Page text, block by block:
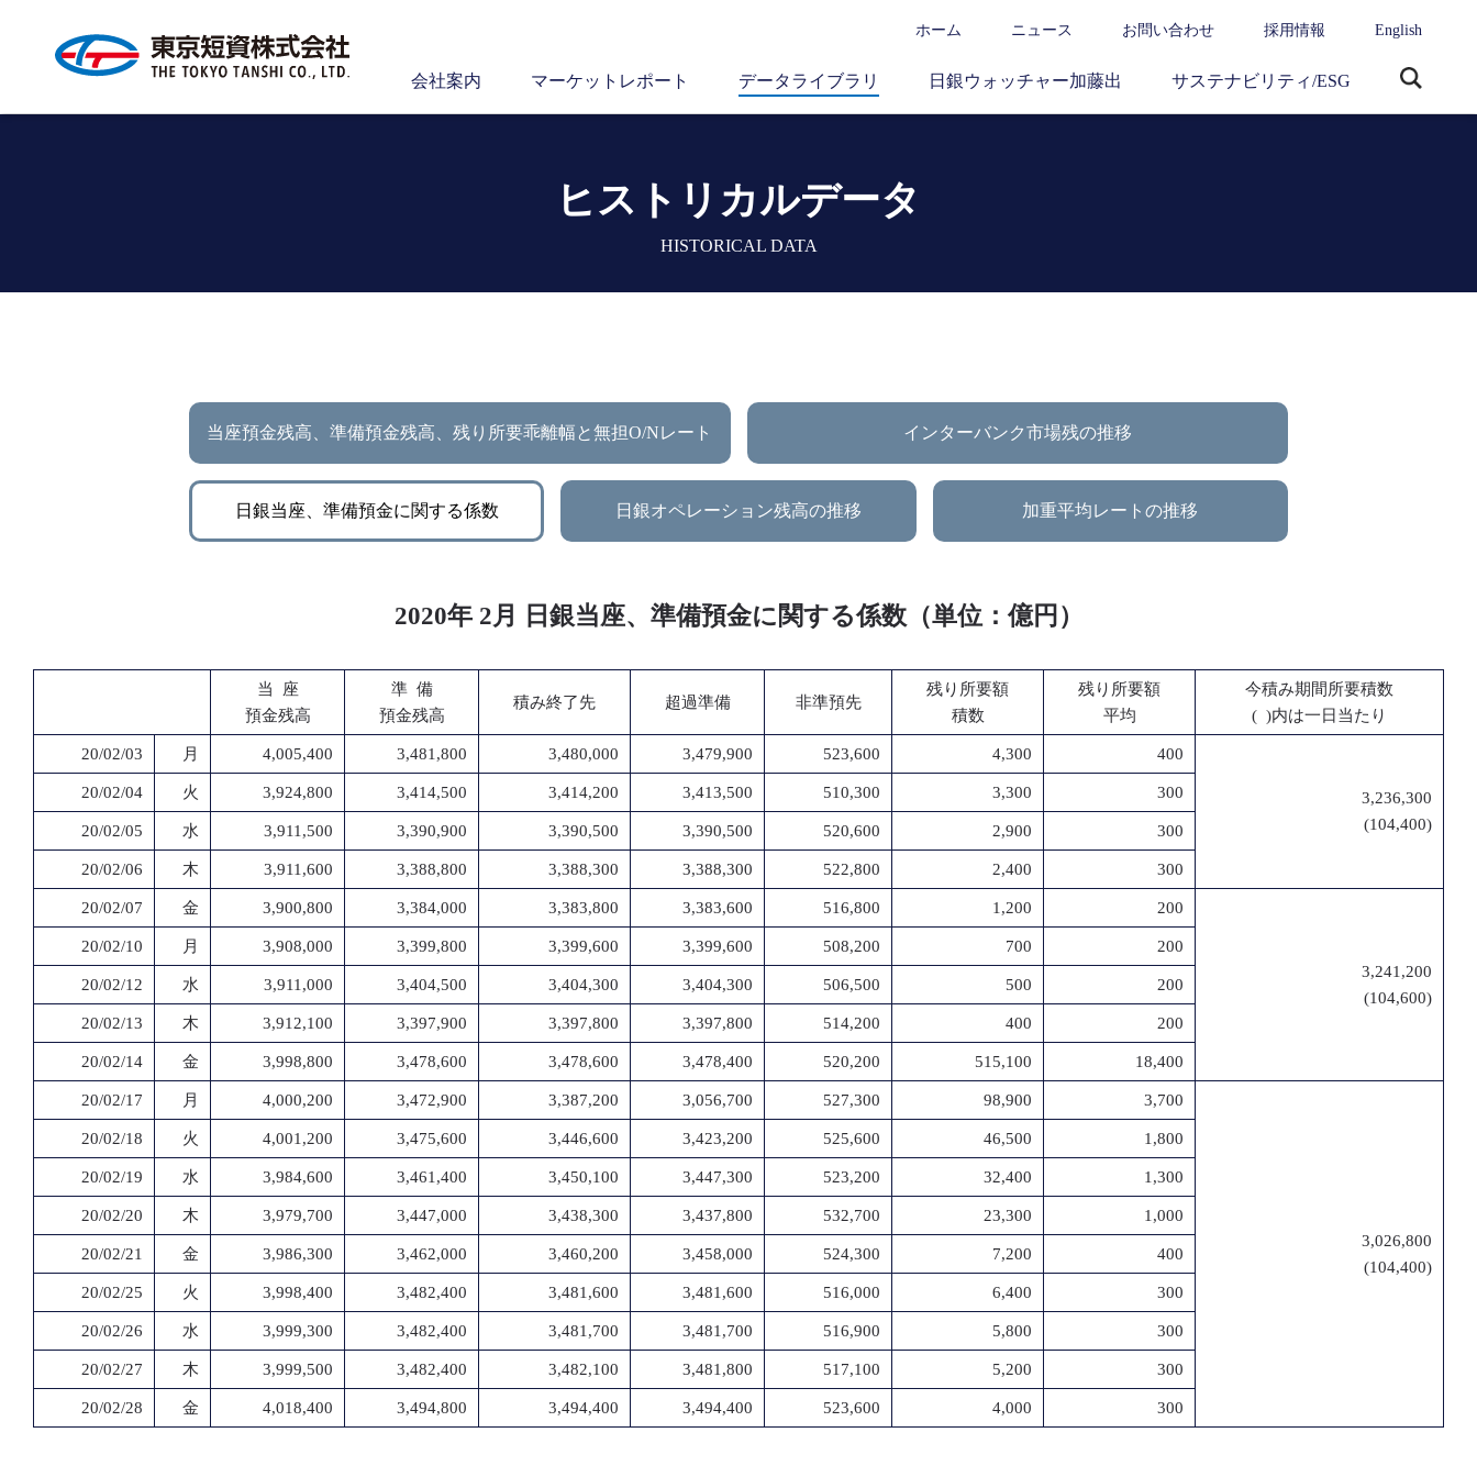
ホーム ニュース お問い合わせ 採用情報 English
会社案内 マーケットレポート データライブラリ 日銀ウォッチャー加藤出 サステナビリティ/ESG
ヒストリカルデータ
HISTORICAL DATA
当座預金残高、準備預金残高、残り所要乖離幅と無担O/Nレート インターバンク市場残の推移
日銀当座、準備預金に関する係数 日銀オペレーション残高の推移 加重平均レートの推移
2020年 2月 日銀当座、準備預金に関する係数（単位：億円）
当 座
預金残高
準 備
預金残高
積み終了先 超過準備 非準預先
残り所要額
積数
残り所要額
平均
今積み期間所要積数
( )内は一日当たり
20/02/03 月 4,005,400 3,481,800 3,480,000 3,479,900 523,600 4,300 400
3,236,300
(104,400)
20/02/04 火 3,924,800 3,414,500 3,414,200 3,413,500 510,300 3,300 300
20/02/05 水 3,911,500 3,390,900 3,390,500 3,390,500 520,600 2,900 300
20/02/06 木 3,911,600 3,388,800 3,388,300 3,388,300 522,800 2,400 300
20/02/07 金 3,900,800 3,384,000 3,383,800 3,383,600 516,800 1,200 200
3,241,200
(104,600)
20/02/10 月 3,908,000 3,399,800 3,399,600 3,399,600 508,200 700 200
20/02/12 水 3,911,000 3,404,500 3,404,300 3,404,300 506,500 500 200
20/02/13 木 3,912,100 3,397,900 3,397,800 3,397,800 514,200 400 200
20/02/14 金 3,998,800 3,478,600 3,478,600 3,478,400 520,200 515,100 18,400
20/02/17 月 4,000,200 3,472,900 3,387,200 3,056,700 527,300 98,900 3,700
3,026,800
(104,400)
20/02/18 火 4,001,200 3,475,600 3,446,600 3,423,200 525,600 46,500 1,800
20/02/19 水 3,984,600 3,461,400 3,450,100 3,447,300 523,200 32,400 1,300
20/02/20 木 3,979,700 3,447,000 3,438,300 3,437,800 532,700 23,300 1,000
20/02/21 金 3,986,300 3,462,000 3,460,200 3,458,000 524,300 7,200 400
20/02/25 火 3,998,400 3,482,400 3,481,600 3,481,600 516,000 6,400 300
20/02/26 水 3,999,300 3,482,400 3,481,700 3,481,700 516,900 5,800 300
20/02/27 木 3,999,500 3,482,400 3,482,100 3,481,800 517,100 5,200 300
20/02/28 金 4,018,400 3,494,800 3,494,400 3,494,400 523,600 4,000 300